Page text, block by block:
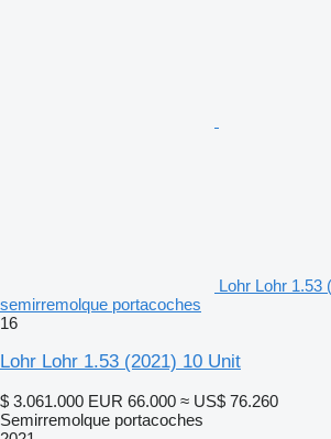
Lohr Lohr 1.53
semirremolque portacoches
16
Lohr Lohr 1.53 (2021) 10 Unit
$ 3.061.000 EUR 66.000 ≈ US$ 76.260
Semirremolque portacoches